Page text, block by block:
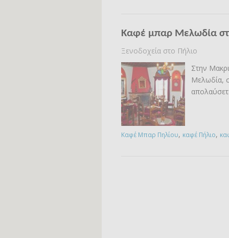
Καφέ μπαρ Μελωδία
Ξενοδοχεία στο Πήλιο
Στην
Μελωδία,
Καφέ Μπαρ Πηλίου, καφέ Πήλιο,